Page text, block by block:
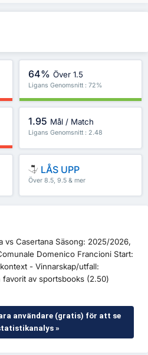
64% Över 1.5
Ligans Genomsnitt : 72%
1.95 Mål / Match
Ligans Genomsnitt : 2.48
LÅS UPP
Över 8.5, 9.5 & mer
vs Casertana Säsong: 2025/2026,
Domenico Francioni Start:
- Vinnarskap/utfall:
favorit av sportsbooks (2.50)
användare (gratis) för att se
»